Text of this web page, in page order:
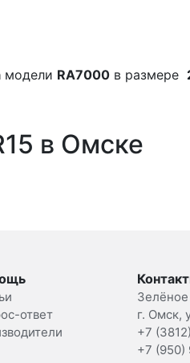
модели RA7000 в размере
в Омске
ответ
г. Омск,
+7
+7